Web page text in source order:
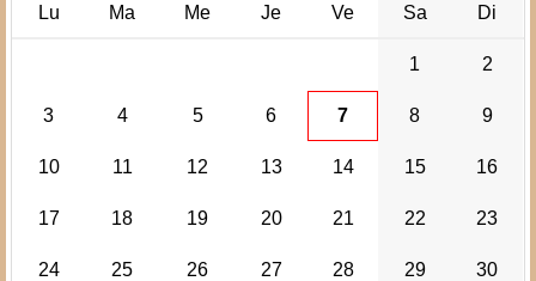
Lu Ma Me Je Ve Sa Di
1 2
3 4 5 6 7 8 9
10 11 12 13 14 15 16
17 18 19 20 21 22 23
24 25 26 27 28 29 30